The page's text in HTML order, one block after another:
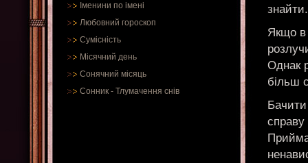
Іменини по імені
Любовний гороскоп
Сумісність
Місячний день
Сонячний місяць
Сонник - Тлумачення снів
Якщо в
Однак
більш